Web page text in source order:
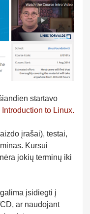
startavo
to Linux.
įrašai), testai,
Kursui
jokių terminų iki
įsidiegti į
ar naudojant